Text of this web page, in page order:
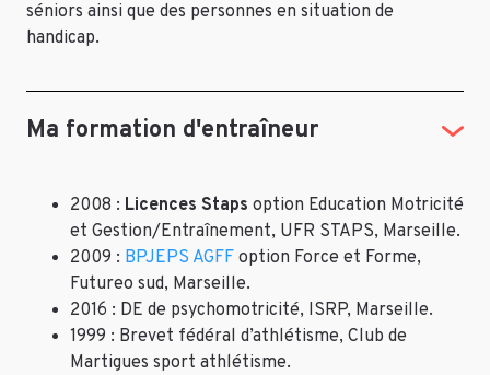
séniors ainsi que des personnes en situation de
handicap.
Ma formation d'entraîneur
2008 : Licences Staps option Education Motricité
et Gestion/Entraînement, UFR STAPS, Marseille.
2009 : BPJEPS AGFF option Force et Forme,
Futureo sud, Marseille.
2016 : DE de psychomotricité, ISRP, Marseille.
1999 : Brevet fédéral d’athlétisme, Club de
Martigues sport athlétisme.